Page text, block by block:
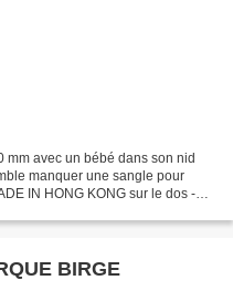
mm avec un bébé dans son nid
manquer une sangle pour
IN HONG KONG sur le dos -
BIRGE